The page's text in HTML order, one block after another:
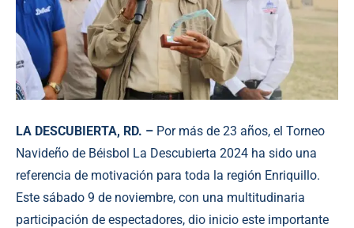
LA DESCUBIERTA, RD. – Por más de 23 años, el Torneo
Navideño de Béisbol La Descubierta 2024 ha sido una
referencia de motivación para toda la región Enriquillo.
Este sábado 9 de noviembre, con una multitudinaria
participación de espectadores, dio inicio este importante